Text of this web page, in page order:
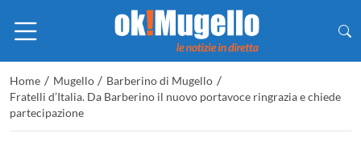
Home / Mugello / Barberino di Mugello /
Fratelli d’Italia. Da Barberino il nuovo portavoce ringrazia e chiede
partecipazione